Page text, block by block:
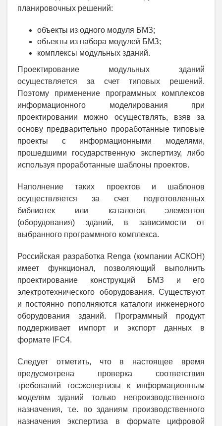
планировочных решений:
объекты из одного модуля БМЗ;
объекты из набора модулей БМЗ;
комплексы модульных зданий.
Проектирование модульных зданий
осуществляется за счет типовых решений.
Поэтому применение программных комплексов
информационного моделирования при
проектировании можно осуществлять, взяв за
основу предварительно проработанные типовые
проекты с информационными моделями,
прошедшими государственную экспертизу, либо
используя проработанные шаблоны проектов.
Наполнение таких проектов и шаблонов
осуществляется за счет подготовленных
библиотек или каталогов элементов
(оборудования) зданий, в зависимости от
выбранного программного комплекса.
Российская разработка Renga (компании АСКОН)
имеет функционал, позволяющий выполнить
проектирование конструкций БМЗ и его
электротехнического оборудования. Существуют
и постоянно пополняются каталоги инженерного
оборудования зданий. Программный продукт
поддерживает импорт и экспорт данных в
формате IFC4.
Следует отметить, что в настоящее время
предусмотрена проверка соответствия
требований госэкспертизы к информационным
моделям зданий только непроизводственного
назначения, т.е. по зданиям производственного
назначения экспертиза в формате цифровой